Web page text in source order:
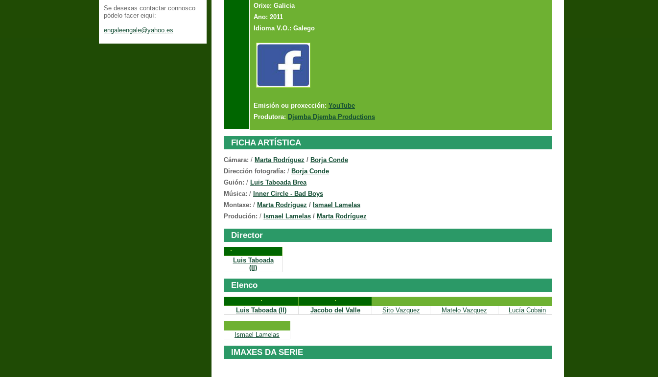
Se desexas contactar connosco
pódelo facer eiquí:
engaleengale@yahoo.es
Orixe: Galicia
Ano: 2011
Idioma V.O.: Galego
Emisión ou proxección: YouTube
Produtora: Djemba Djemba Productions
FICHA ARTÍSTICA
Cámara: / Marta Rodríguez / Borja Conde
Dirección fotografía: / Borja Conde
Guión: / Luis Taboada Brea
Música: / Inner Circle - Bad Boys
Montaxe: / Marta Rodríguez / Ismael Lamelas
Produción: / Ismael Lamelas / Marta Rodríguez
Director
Luis Taboada
(II)
Elenco
Luis Taboada (II) Jacobo del Valle Sito Vazquez Matelo Vazquez Lucía Cobain
Ismael Lamelas
IMAXES DA SERIE